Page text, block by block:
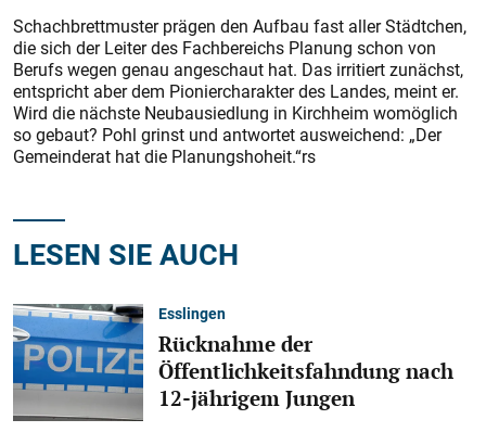
Schachbrettmuster prägen den Aufbau fast aller Städtchen,
die sich der Leiter des Fachbereichs Planung schon von
Berufs wegen genau angeschaut hat. Das irritiert zunächst,
entspricht aber dem Pioniercharakter des Landes, meint er.
Wird die nächste Neubausiedlung in Kirchheim womöglich
so gebaut? Pohl grinst und antwortet ausweichend: „Der
Gemeinderat hat die Planungshoheit.“rs
LESEN SIE AUCH
Esslingen
Rücknahme der
Öffentlichkeitsfahndung nach
12-jährigem Jungen